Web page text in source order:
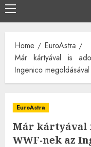
Primary
Menu
Home
EuroAstra
Már kártyával is
Ingenico megoldásával
EuroAstra
Már kártyával
WWF-nek az